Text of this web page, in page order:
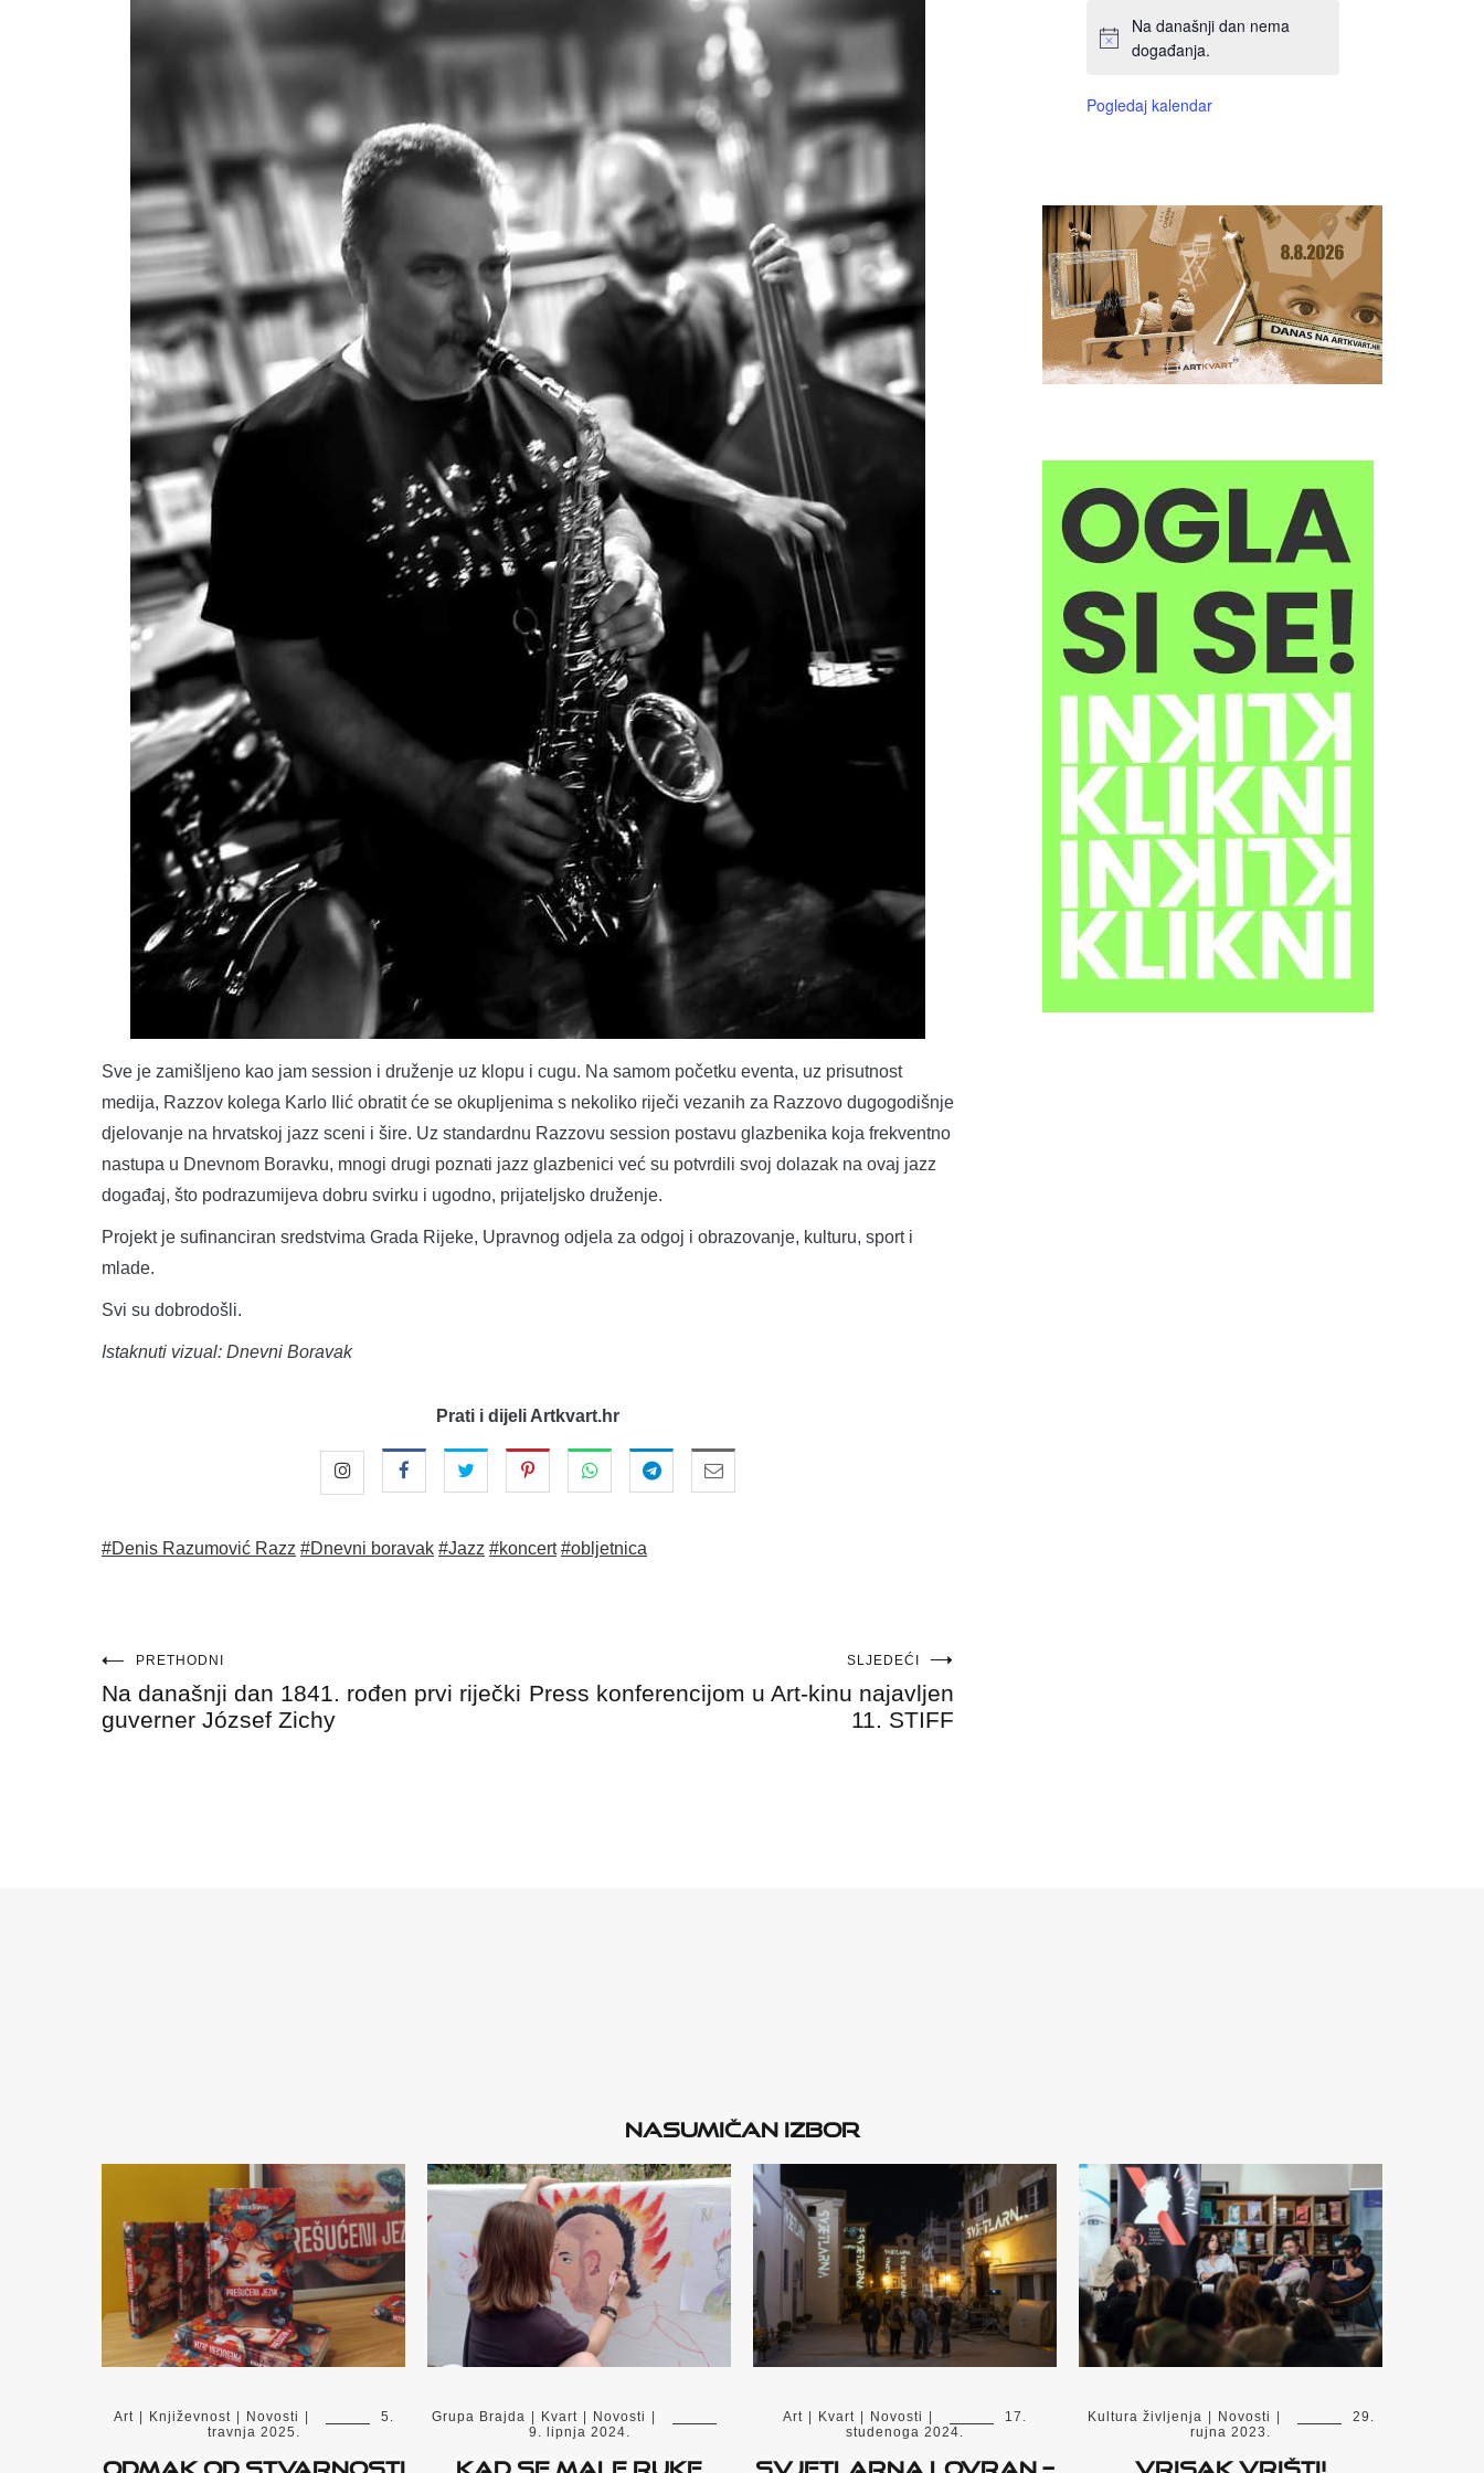
Sve je zamišljeno kao jam session i druženje uz klopu i cugu. Na samom početku eventa, uz prisutnost
medija, Razzov kolega Karlo Ilić obratit će se okupljenima s nekoliko riječi vezanih za Razzovo dugogodišnje
djelovanje na hrvatskoj jazz sceni i šire. Uz standardnu Razzovu session postavu glazbenika koja frekventno
nastupa u Dnevnom Boravku, mnogi drugi poznati jazz glazbenici već su potvrdili svoj dolazak na ovaj jazz
događaj, što podrazumijeva dobru svirku i ugodno, prijateljsko druženje.
Projekt je sufinanciran sredstvima Grada Rijeke, Upravnog odjela za odgoj i obrazovanje, kulturu, sport i
mlade.
Svi su dobrodošli.
Istaknuti vizual: Dnevni Boravak
Prati i dijeli Artkvart.hr
#Denis Razumović Razz #Dnevni boravak #Jazz #koncert #obljetnica
Navigacija
objava
PRETHODNI
Na današnji dan 1841. rođen prvi riječki
guverner József Zichy
SLJEDEĆI
Press konferencijom u Art-kinu najavljen
11. STIFF
Na današnji dan nema
događanja.
Pogledaj kalendar
Nasumičan izbor
Art | Književnost | Novosti |
5.
travnja 2025.
Odmak od stvarnosti
Grupa Brajda | Kvart | Novosti |
9. lipnja 2024.
Kad se male ruke
Art | Kvart | Novosti |
17.
studenoga 2024.
Svjetlarna Lovran –
Kultura življenja | Novosti |
29.
rujna 2023.
VRISAK VRIŠTI!